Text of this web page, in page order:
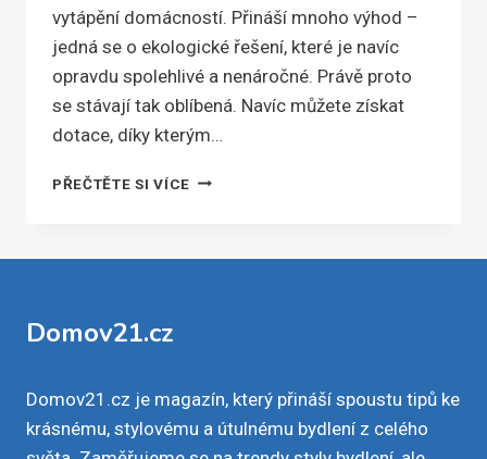
vytápění domácností. Přináší mnoho výhod –
jedná se o ekologické řešení, které je navíc
opravdu spolehlivé a nenáročné. Právě proto
se stávají tak oblíbená. Navíc můžete získat
dotace, díky kterým…
PŘEČTĚTE SI VÍCEJAK
Domov21.cz
Domov21.cz je magazín, který přináší spoustu tipů ke
krásnému, stylovému a útulnému bydlení z celého